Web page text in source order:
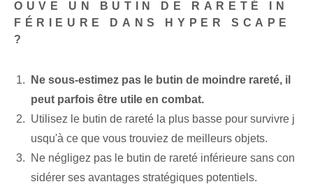
OUVE UN BUTIN DE RARETÉ IN
FÉRIEURE DANS HYPER SCAPE
?
Ne sous-estimez pas le butin de moindre rareté, il
peut parfois être utile en combat.
Utilisez le butin de rareté la plus basse pour survivre j
usqu'à ce que vous trouviez de meilleurs objets.
Ne négligez pas le butin de rareté inférieure sans con
sidérer ses avantages stratégiques potentiels.